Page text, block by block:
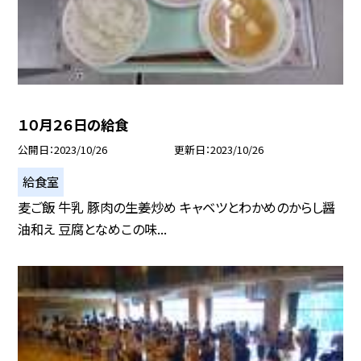
１０月２６日の給食
公開日 2023/10/26 更新日 2023/10/26
給食室
麦ご飯 牛乳 豚肉の生姜炒め キャベツとわかめのからし醤
油和え 豆腐となめこの味...